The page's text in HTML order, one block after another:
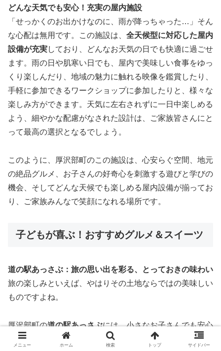
どんな天気でも安心！充実の屋内施設
「せっかくのお出かけなのに、雨が降っちゃった…」そん
な心配は無用です。この施設は、 全天候型に対応した屋内
設備が充実しており、どんなお天気の日でも快適に過ごせ
ます。雨の日や肌寒い日でも、屋内で美味しい食事をゆっ
くり楽しんだり、地域の魅力に触れる映像を鑑賞したり、
手軽に参加できるワークショップに参加したりと、様々な
楽しみ方ができます。天気に左右されずに一日中楽しめる
よう、細やかな配慮がなされた設計は、ご家族皆さんにと
って最高の選択となるでしょう。
このように、厚沢部町のこの施設は、心安らぐ空間、地元
の絶品グルメ、お子さんの好奇心を刺激する遊びと学びの
機会、そしてどんな天候でも楽しめる屋内設備が揃ってお
り、ご家族みんなで笑顔になれる場所です。
子どもが喜ぶ！おすすめグルメ＆スイーツ
道の駅あっさぶ：旅の思い出を彩る、とっておきの味わい
旅の楽しみといえば、やはりその土地ならではの美味しい
ものですよね。
厚沢部町の道の駅あっさぶには、小さなお子さんでも安心
して笑顔になれる、
心温まるスイーツや軽食
が豊富に揃っ
メニュー ホーム 検索 トップ サイドバー